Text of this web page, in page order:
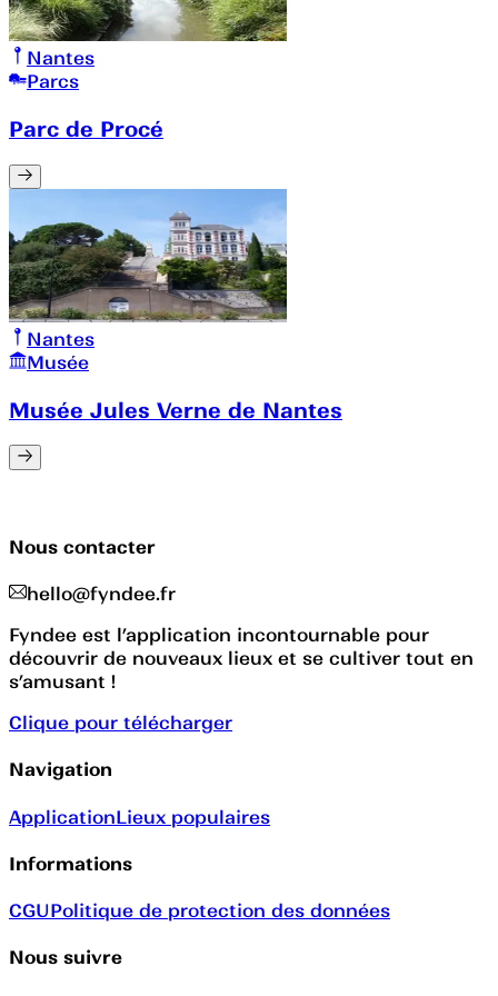
Nantes
Parcs
Parc de Procé
Nantes
Musée
Musée Jules Verne de Nantes
Nous contacter
hello@fyndee.fr
Fyndee est l’application incontournable pour
découvrir de nouveaux lieux et se cultiver tout en
s’amusant !
Clique pour télécharger
Navigation
ApplicationLieux populaires
Informations
CGUPolitique de protection des données
Nous suivre